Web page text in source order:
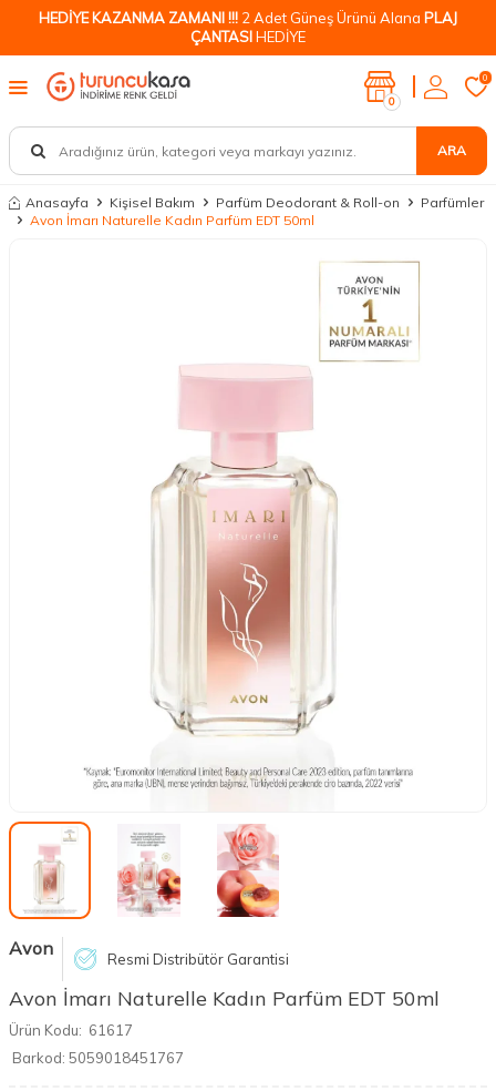
HEDİYE KAZANMA ZAMANI !!! 2 Adet Güneş Ürünü Alana PLAJ
ÇANTASIHEDİYE
ARA
0
0
Anasayfa Kişisel Bakım Parfüm Deodorant & Roll-on
Parfümler
Avon İmarı Naturelle Kadın Parfüm EDT 50ml
Avon Resmi Distribütör Garantisi
Avon İmarı Naturelle Kadın Parfüm EDT 50ml
Ürün Kodu: 61617
Barkod: 5059018451767